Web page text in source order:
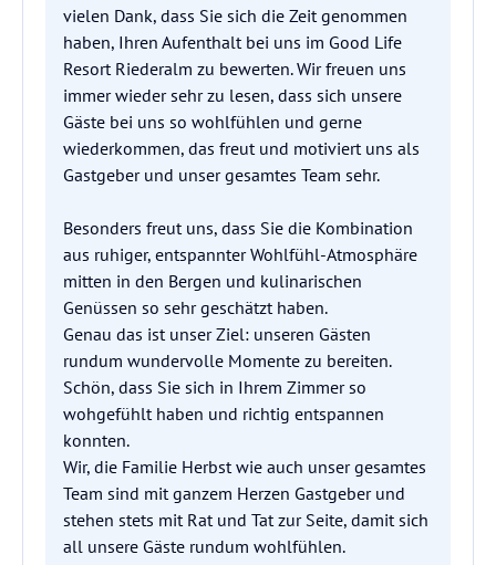
vielen Dank, dass Sie sich die Zeit genommen
haben, Ihren Aufenthalt bei uns im Good Life
Resort Riederalm zu bewerten. Wir freuen uns
immer wieder sehr zu lesen, dass sich unsere
Gäste bei uns so wohlfühlen und gerne
wiederkommen, das freut und motiviert uns als
Gastgeber und unser gesamtes Team sehr.
Besonders freut uns, dass Sie die Kombination
aus ruhiger, entspannter Wohlfühl-Atmosphäre
mitten in den Bergen und kulinarischen
Genüssen so sehr geschätzt haben.
Genau das ist unser Ziel: unseren Gästen
rundum wundervolle Momente zu bereiten.
Schön, dass Sie sich in Ihrem Zimmer so
wohgefühlt haben und richtig entspannen
konnten.
Wir, die Familie Herbst wie auch unser gesamtes
Team sind mit ganzem Herzen Gastgeber und
stehen stets mit Rat und Tat zur Seite, damit sich
all unsere Gäste rundum wohlfühlen.